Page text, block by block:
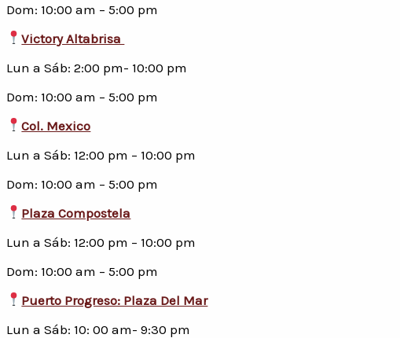
Dom: 10:00 am – 5:00 pm
Victory Altabrisa
Lun a Sáb: 2:00 pm- 10:00 pm
Dom: 10:00 am – 5:00 pm
Col. Mexico
Lun a Sáb: 12:00 pm – 10:00 pm
Dom: 10:00 am – 5:00 pm
Plaza Compostela
Lun a Sáb: 12:00 pm – 10:00 pm
Dom: 10:00 am – 5:00 pm
Puerto Progreso: Plaza Del Mar
Lun a Sáb: 10: 00 am- 9:30 pm